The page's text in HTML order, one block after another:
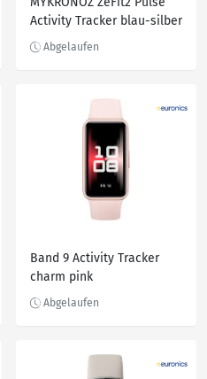
Activity Tracker blau-silber
Band 9 Activity Tracker
charm pink